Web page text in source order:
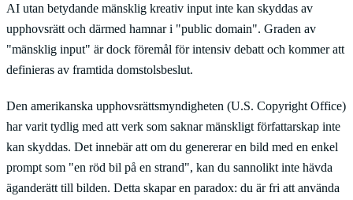
AI utan betydande mänsklig kreativ input inte kan skyddas av
upphovsrätt och därmed hamnar i "public domain". Graden av
"mänsklig input" är dock föremål för intensiv debatt och kommer att
definieras av framtida domstolsbeslut.
Den amerikanska upphovsrättsmyndigheten (U.S. Copyright Office)
har varit tydlig med att verk som saknar mänskligt författarskap inte
kan skyddas. Det innebär att om du genererar en bild med en enkel
prompt som "en röd bil på en strand", kan du sannolikt inte hävda
äganderätt till bilden. Detta skapar en paradox: du är fri att använda